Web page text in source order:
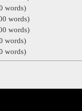
words)
words)
words)
words)
words)